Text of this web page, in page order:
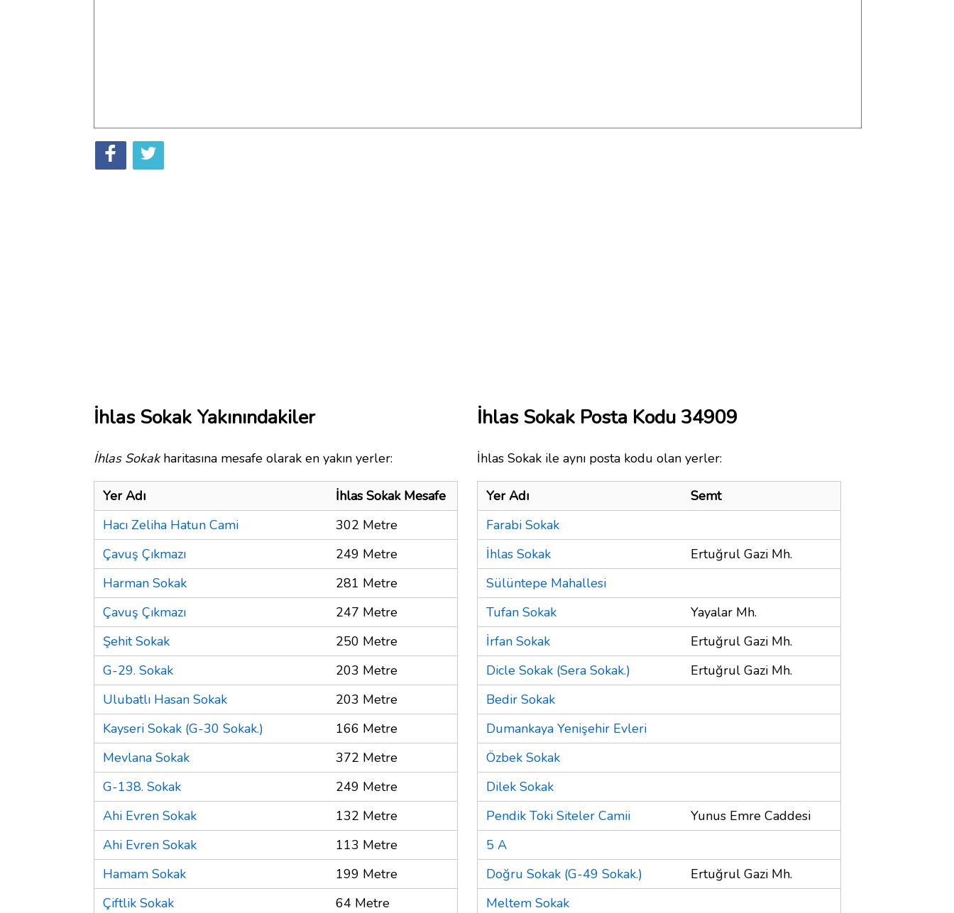
İhlas Sokak Yakınındakiler
İhlas Sokakharitasına mesafe olarak en yakın yerler:
Yer Adı
İhlas Sokak Mesafe
Hacı Zeliha Hatun Cami
302 Metre
Çavuş Çıkmazı
249 Metre
Harman Sokak
281 Metre
Çavuş Çıkmazı
247 Metre
Şehit Sokak
250 Metre
G-29. Sokak
203 Metre
Ulubatlı Hasan Sokak
203 Metre
Kayseri Sokak (G-30 Sokak.)
166 Metre
Mevlana Sokak
372 Metre
G-138. Sokak
249 Metre
Ahi Evren Sokak
132 Metre
Ahi Evren Sokak
113 Metre
Hamam Sokak
199 Metre
Çiftlik Sokak
64 Metre
İhlas Sokak Posta Kodu 34909
İhlas Sokak ile aynı posta kodu olan yerler:
Yer Adı
Semt
Farabi Sokak
İhlas Sokak
Ertuğrul Gazi Mh.
Sülüntepe Mahallesi
Tufan Sokak
Yayalar Mh.
İrfan Sokak
Ertuğrul Gazi Mh.
Dicle Sokak (Sera Sokak.)
Ertuğrul Gazi Mh.
Bedir Sokak
Dumankaya Yenişehir Evleri
Özbek Sokak
Dilek Sokak
Pendik Toki Siteler Camii
Yunus Emre Caddesi
5 A
Doğru Sokak (G-49 Sokak.)
Ertuğrul Gazi Mh.
Meltem Sokak